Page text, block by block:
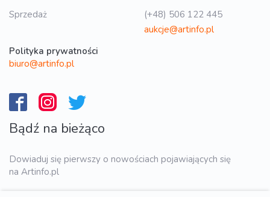
Sprzedaż
(+48) 506 122 445
aukcje@artinfo.pl
Polityka prywatności
biuro@artinfo.pl
Bądź na bieżąco
Dowiaduj się pierwszy o nowościach pojawiających się
na Artinfo.pl